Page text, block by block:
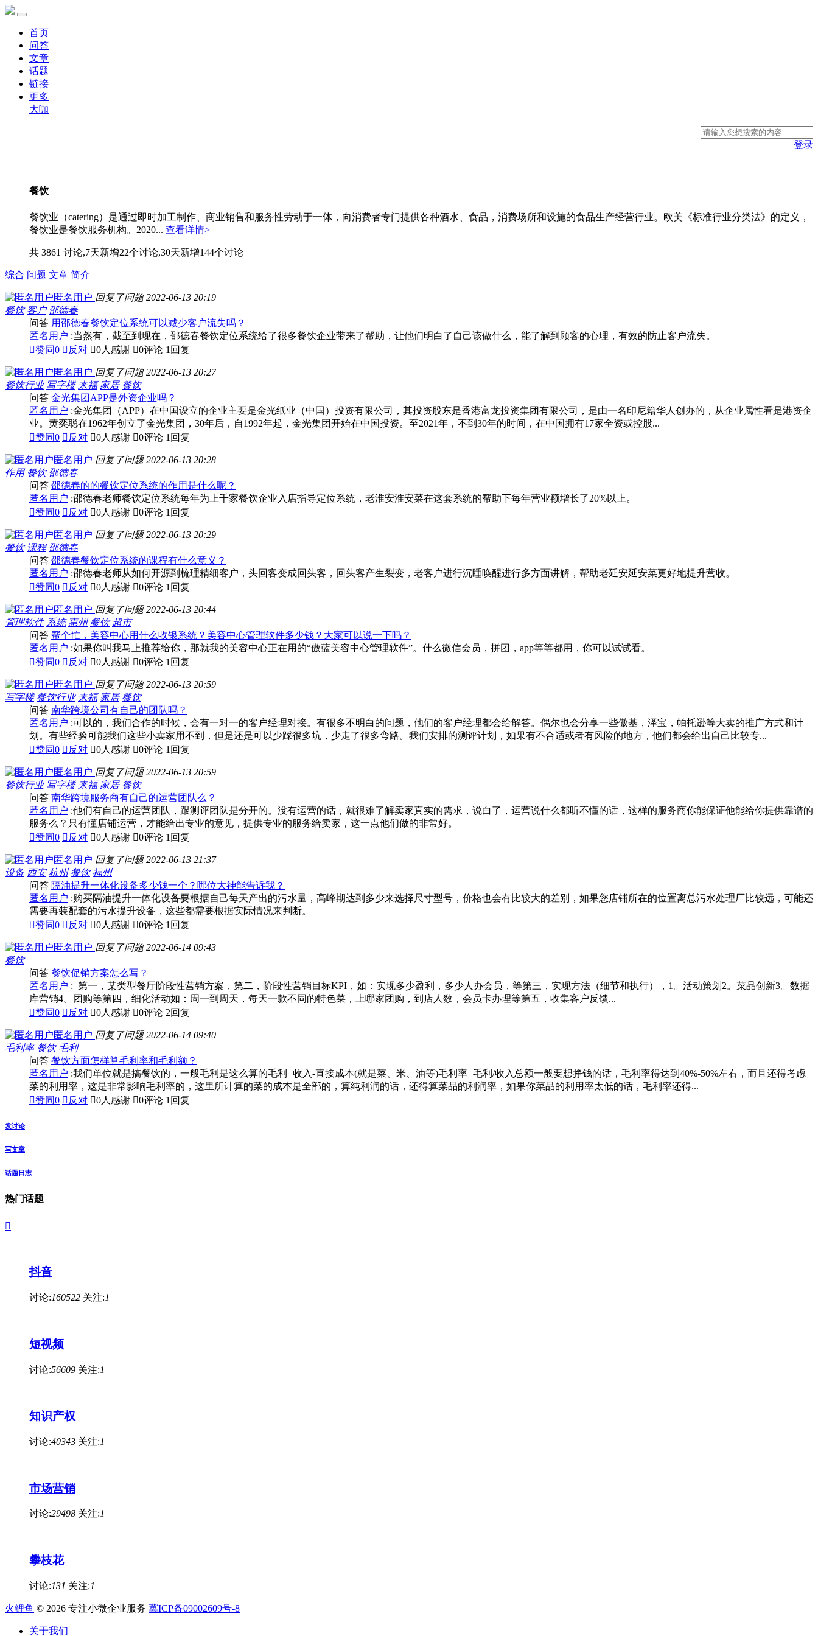
首页
问答
文章
话题
链接
更多
大咖
登录
餐饮
餐饮业（catering）是通过即时加工制作、商业销售和服务性劳动于一体，向消费者专门提供各种酒水、食品，消费场所和设施的食品生产经营行业。欧美《标准行业分类法》的定义，
餐饮业是餐饮服务机构。2020... 查看详情>
共 3861 讨论,7天新增22个讨论,30天新增144个讨论
综合 问题 文章 简介
匿名用户 回复了问题 2022-06-13 20:19
餐饮 客户 邵德春
问答 用邵德春餐饮定位系统可以减少客户流失吗？
匿名用户 :当然有，截至到现在，邵德春餐饮定位系统给了很多餐饮企业带来了帮助，让他们明白了自己该做什么，能了解到顾客的心理，有效的防止客户流失。
赞同0  反对 0人感谢 0评论 1回复
匿名用户 回复了问题 2022-06-13 20:27
餐饮行业 写字楼 来福 家居 餐饮
问答 金光集团APP是外资企业吗？
匿名用户 :金光集团（APP）在中国设立的企业主要是金光纸业（中国）投资有限公司，其投资股东是香港富龙投资集团有限公司，是由一名印尼籍华人创办的，从企业属性看是港资企
业。黄奕聪在1962年创立了金光集团，30年后，自1992年起，金光集团开始在中国投资。至2021年，不到30年的时间，在中国拥有17家全资或控股...
赞同0  反对 0人感谢 0评论 1回复
匿名用户 回复了问题 2022-06-13 20:28
作用 餐饮 邵德春
问答 邵德春的的餐饮定位系统的作用是什么呢？
匿名用户 :邵德春老师餐饮定位系统每年为上千家餐饮企业入店指导定位系统，老淮安淮安菜在这套系统的帮助下每年营业额增长了20%以上。
赞同0  反对 0人感谢 0评论 1回复
匿名用户 回复了问题 2022-06-13 20:29
餐饮 课程 邵德春
问答 邵德春餐饮定位系统的课程有什么意义？
匿名用户 :邵德春老师从如何开源到梳理精细客户，头回客变成回头客，回头客产生裂变，老客户进行沉睡唤醒进行多方面讲解，帮助老延安延安菜更好地提升营收。
赞同0  反对 0人感谢 0评论 1回复
匿名用户 回复了问题 2022-06-13 20:44
管理软件 系统 惠州 餐饮 超市
问答 帮个忙，美容中心用什么收银系统？美容中心管理软件多少钱？大家可以说一下吗？
匿名用户 :如果你叫我马上推荐给你，那就我的美容中心正在用的“傲蓝美容中心管理软件”。什么微信会员，拼团，app等等都用，你可以试试看。
赞同0  反对 0人感谢 0评论 1回复
匿名用户 回复了问题 2022-06-13 20:59
写字楼 餐饮行业 来福 家居 餐饮
问答 南华跨境公司有自己的团队吗？
匿名用户 :可以的，我们合作的时候，会有一对一的客户经理对接。有很多不明白的问题，他们的客户经理都会给解答。偶尔也会分享一些傲基，泽宝，帕托逊等大卖的推广方式和计
划。有些经验可能我们这些小卖家用不到，但是还是可以少踩很多坑，少走了很多弯路。我们安排的测评计划，如果有不合适或者有风险的地方，他们都会给出自己比较专...
赞同0  反对 0人感谢 0评论 1回复
匿名用户 回复了问题 2022-06-13 20:59
餐饮行业 写字楼 来福 家居 餐饮
问答 南华跨境服务商有自己的运营团队么？
匿名用户 :他们有自己的运营团队，跟测评团队是分开的。没有运营的话，就很难了解卖家真实的需求，说白了，运营说什么都听不懂的话，这样的服务商你能保证他能给你提供靠谱的
服务么？只有懂店铺运营，才能给出专业的意见，提供专业的服务给卖家，这一点他们做的非常好。
赞同0  反对 0人感谢 0评论 1回复
匿名用户 回复了问题 2022-06-13 21:37
设备 西安 杭州 餐饮 福州
问答 隔油提升一体化设备多少钱一个？哪位大神能告诉我？
匿名用户 :购买隔油提升一体化设备要根据自己每天产出的污水量，高峰期达到多少来选择尺寸型号，价格也会有比较大的差别，如果您店铺所在的位置离总污水处理厂比较远，可能还
需要再装配套的污水提升设备，这些都需要根据实际情况来判断。
赞同0  反对 0人感谢 0评论 1回复
匿名用户 回复了问题 2022-06-14 09:43
餐饮
问答 餐饮促销方案怎么写？
匿名用户 : 第一，某类型餐厅阶段性营销方案，第二，阶段性营销目标KPI，如：实现多少盈利，多少人办会员，等第三，实现方法（细节和执行），1。活动策划2。菜品创新3。数据
库营销4。团购等第四，细化活动如：周一到周天，每天一款不同的特色菜，上哪家团购，到店人数，会员卡办理等第五，收集客户反馈...
赞同0  反对 0人感谢 0评论 2回复
匿名用户 回复了问题 2022-06-14 09:40
毛利率 餐饮 毛利
问答 餐饮方面怎样算毛利率和毛利额？
匿名用户 :我们单位就是搞餐饮的，一般毛利是这么算的毛利=收入-直接成本(就是菜、米、油等)毛利率=毛利/收入总额一般要想挣钱的话，毛利率得达到40%-50%左右，而且还得考虑
菜的利用率，这是非常影响毛利率的，这里所计算的菜的成本是全部的，算纯利润的话，还得算菜品的利润率，如果你菜品的利用率太低的话，毛利率还得...
赞同0  反对 0人感谢 0评论 1回复
发讨论
写文章
话题日志
热门话题

抖音
讨论:160522 关注:1
短视频
讨论:56609 关注:1
知识产权
讨论:40343 关注:1
市场营销
讨论:29498 关注:1
攀枝花
讨论:131 关注:1
火鲤鱼 © 2026 专注小微企业服务 冀ICP备09002609号-8
关于我们